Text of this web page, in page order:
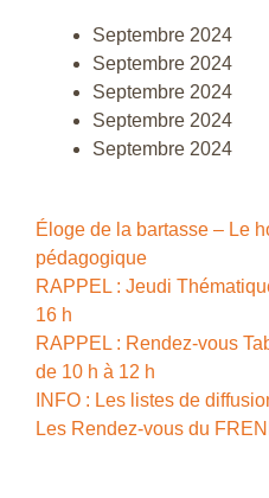
Septembre 2024
Septembre 2024
Septembre 2024
Septembre 2024
Septembre 2024
Éloge de la bartasse – Le
pédagogique
RAPPEL : Jeudi
16 h
RAPPEL : Rendez-vous
de 10 h à 12 h
INFO : Les listes de
Les Rendez-vous du